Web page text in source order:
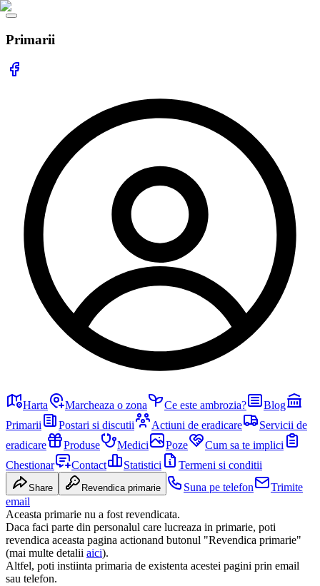
Primarii
Harta Marcheaza o zona Ce este ambrozia?
Blog
Primarii
Postari si discutii Actiuni de eradicare
Servicii de
eradicare
Produse Medici Poze
Cum sa te implici
Chestionar
Contact Statistici Termeni si conditii
Share Revendica primarie Suna pe telefon
Trimite
email
Aceasta primarie nu a fost revendicata.
Daca faci parte din personalul care lucreaza in primarie, poti
revendica aceasta pagina actionand butonul "Revendica primarie"
(mai multe detalii aici).
Altfel, poti instiinta primaria de existenta acestei pagini prin email
sau telefon.